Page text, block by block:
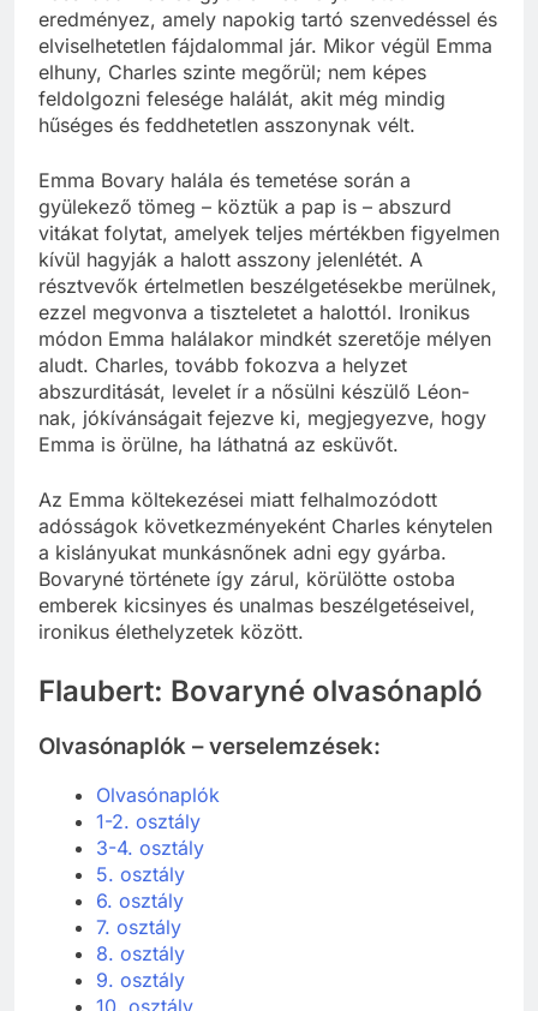
eredményez, amely napokig tartó szenvedéssel és
elviselhetetlen fájdalommal jár. Mikor végül Emma
elhuny, Charles szinte megőrül; nem képes
feldolgozni felesége halálát, akit még mindig
hűséges és feddhetetlen asszonynak vélt.
Emma Bovary halála és temetése során a
gyülekező tömeg – köztük a pap is – abszurd
vitákat folytat, amelyek teljes mértékben figyelmen
kívül hagyják a halott asszony jelenlétét. A
résztvevők értelmetlen beszélgetésekbe merülnek,
ezzel megvonva a tiszteletet a halottól. Ironikus
módon Emma halálakor mindkét szeretője mélyen
aludt. Charles, tovább fokozva a helyzet
abszurditását, levelet ír a nősülni készülő Léon-
nak, jókívánságait fejezve ki, megjegyezve, hogy
Emma is örülne, ha láthatná az esküvőt.
Az Emma költekezései miatt felhalmozódott
adósságok következményeként Charles kénytelen
a kislányukat munkásnőnek adni egy gyárba.
Bovaryné története így zárul, körülötte ostoba
emberek kicsinyes és unalmas beszélgetéseivel,
ironikus élethelyzetek között.
Flaubert: Bovaryné olvasónapló
Olvasónaplók – verselemzések:
Olvasónaplók
1-2. osztály
3-4. osztály
5. osztály
6. osztály
7. osztály
8. osztály
9. osztály